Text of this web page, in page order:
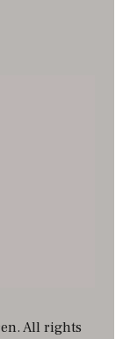
All rights